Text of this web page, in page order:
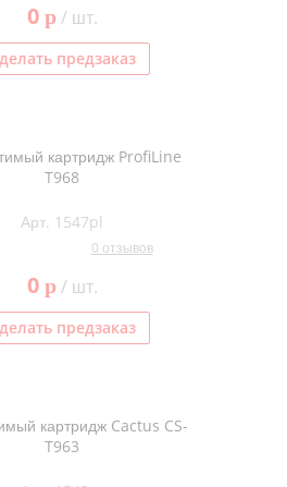
0 p/ шт.
предзаказ
картридж ProfiLine
T968
Арт. 1547pl
0 отзывов
0 p/ шт.
предзаказ
картридж Cactus CS-
T963